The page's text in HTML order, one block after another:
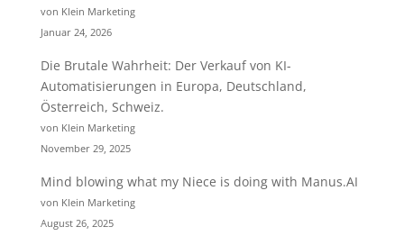
von Klein Marketing
Januar 24, 2026
Die Brutale Wahrheit: Der Verkauf von KI-
Automatisierungen in Europa, Deutschland,
Österreich, Schweiz.
von Klein Marketing
November 29, 2025
Mind blowing what my Niece is doing with Manus.AI
von Klein Marketing
August 26, 2025